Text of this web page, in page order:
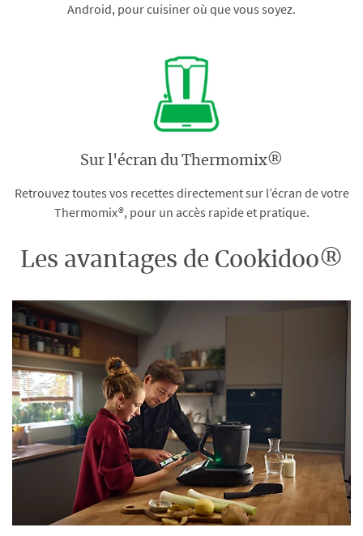
Android, pour cuisiner où que vous soyez.
Sur l'écran du Thermomix®
Retrouvez toutes vos recettes directement sur l’écran de votre
Thermomix®, pour un accès rapide et pratique.
Les avantages de Cookidoo®